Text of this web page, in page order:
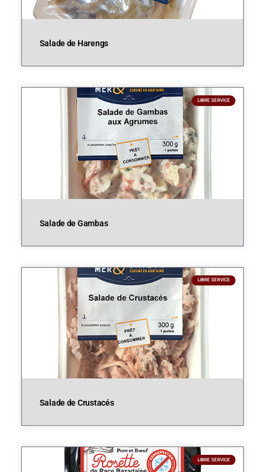
Salade de Harengs
LIBRE SERVICE
Salade de Gambas
LIBRE SERVICE
Salade de Crustacés
LIBRE SERVICE